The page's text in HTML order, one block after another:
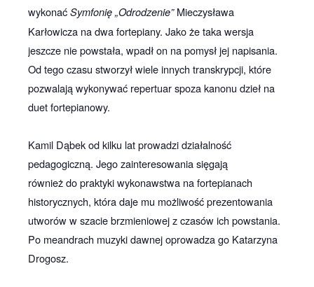
wykonać Symfonię „Odrodzenie”Mieczysława
Karłowicza na dwa fortepiany. Jako że taka wersja
jeszcze nie powstała, wpadł on na pomysł jej napisania.
Od tego czasu stworzył wiele innych transkrypcji, które
pozwalają wykonywać repertuar spoza kanonu dzieł na
duet fortepianowy.
Kamil Dąbek od kilku lat prowadzi działalność
pedagogiczną. Jego zainteresowania sięgają
również do praktyki wykonawstwa na fortepianach
historycznych, która daje mu możliwość prezentowania
utworów w szacie brzmieniowej z czasów ich powstania.
Po meandrach muzyki dawnej oprowadza go Katarzyna
Drogosz.